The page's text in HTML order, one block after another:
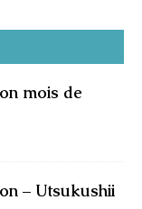
mois de
– Utsukushii